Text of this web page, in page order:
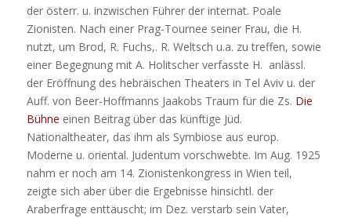
der österr. u. inzwischen Führer der internat. Poale
Zionisten. Nach einer Prag-Tournee seiner Frau, die H.
nutzt, um Brod, R. Fuchs,. R. Weltsch u.a. zu treffen, sowie
einer Begegnung mit A. Holitscher verfasste H. anlässl.
der Eröffnung des hebräischen Theaters in Tel Aviv u. der
Auff. von Beer-Hoffmanns Jaakobs Traum für die Zs. Die
Bühne einen Beitrag über das künftige Jüd.
Nationaltheater, das ihm als Symbiose aus europ.
Moderne u. oriental. Judentum vorschwebte. Im Aug. 1925
nahm er noch am 14. Zionistenkongress in Wien teil,
zeigte sich aber über die Ergebnisse hinsichtl. der
Araberfrage enttäuscht; im Dez. verstarb sein Vater,